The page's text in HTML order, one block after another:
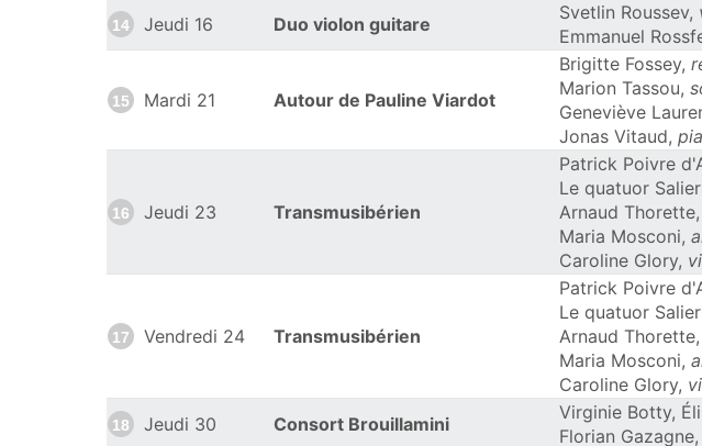
14 Jeudi 16 Duo violon guitare
Svetlin Roussev,
Emmanuel
15 Mardi 21 Autour de Pauline Viardot
Brigitte Fossey,
Marion Tassou,
Geneviève
Jonas Vitaud,
16 Jeudi 23 Transmusibérien
Patrick Poivre
Le quatuor
Arnaud
Maria Mosconi,
Caroline Glory,
17 Vendredi 24 Transmusibérien
Patrick Poivre
Le quatuor
Arnaud
Maria Mosconi,
Caroline Glory,
18 Jeudi 30 Consort Brouillamini
Virginie Botty,
Florian